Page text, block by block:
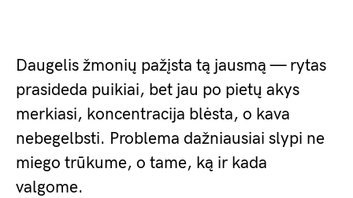
Daugelis žmonių pažįsta tą jausmą — rytas
prasideda puikiai, bet jau po pietų akys
merkiasi, koncentracija blėsta, o kava
nebegelbsti. Problema dažniausiai slypi ne
miego trūkume, o tame, ką ir kada
valgome.